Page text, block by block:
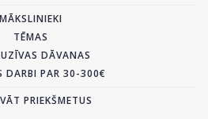
MĀKSLINIEKI
TĒMAS
DĀVANAS
DARBI PAR 30-300€
PRIEKŠMETUS